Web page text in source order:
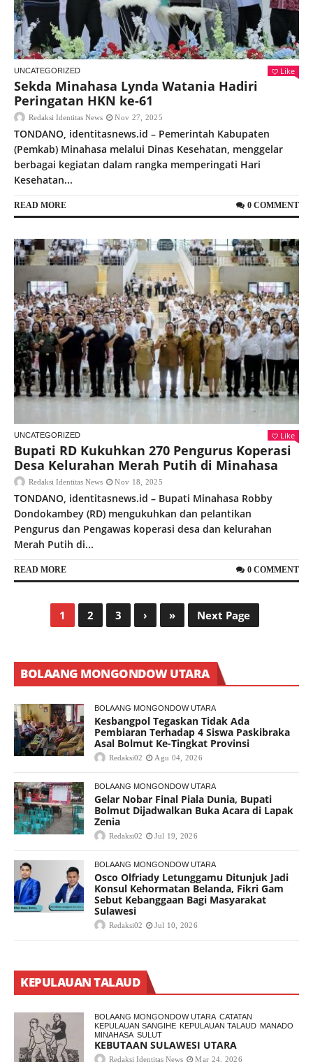
UNCATEGORIZED Like
Sekda Minahasa Lynda Watania Hadiri
Peringatan HKN ke-61
Redaksi Identitas News Nov 27, 2025
TONDANO, identitasnews.id – Pemerintah Kabupaten
(Pemkab) Minahasa melalui Dinas Kesehatan, menggelar
berbagai kegiatan dalam rangka memperingati Hari
Kesehatan...
READ MORE 0 COMMENT
UNCATEGORIZED Like
Bupati RD Kukuhkan 270 Pengurus Koperasi
Desa Kelurahan Merah Putih di Minahasa
Redaksi Identitas News Nov 18, 2025
TONDANO, identitasnews.id – Bupati Minahasa Robby
Dondokambey (RD) mengukuhkan dan pelantikan
Pengurus dan Pengawas koperasi desa dan kelurahan
Merah Putih di...
READ MORE 0 COMMENT
1 2 3 › » Next Page
BOLAANG MONGONDOW UTARA
BOLAANG MONGONDOW UTARA
Kesbangpol Tegaskan Tidak Ada
Pembiaran Terhadap 4 Siswa Paskibraka
Asal Bolmut Ke-Tingkat Provinsi
Redaksi02 Agu 04, 2026
BOLAANG MONGONDOW UTARA
Gelar Nobar Final Piala Dunia, Bupati
Bolmut Dijadwalkan Buka Acara di Lapak
Zenia
Redaksi02 Jul 19, 2026
BOLAANG MONGONDOW UTARA
Osco Olfriady Letunggamu Ditunjuk Jadi
Konsul Kehormatan Belanda, Fikri Gam
Sebut Kebanggaan Bagi Masyarakat
Sulawesi
Redaksi02 Jul 10, 2026
KEPULAUAN TALAUD
BOLAANG MONGONDOW UTARA CATATAN
KEPULAUAN SANGIHE KEPULAUAN TALAUD MANADO
MINAHASA SULUT
KEBUTAAN SULAWESI UTARA
Redaksi Identitas News Mar 24, 2026